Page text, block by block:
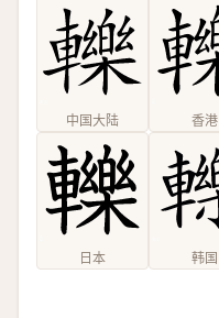
中国大陆 香港
日本 韩国